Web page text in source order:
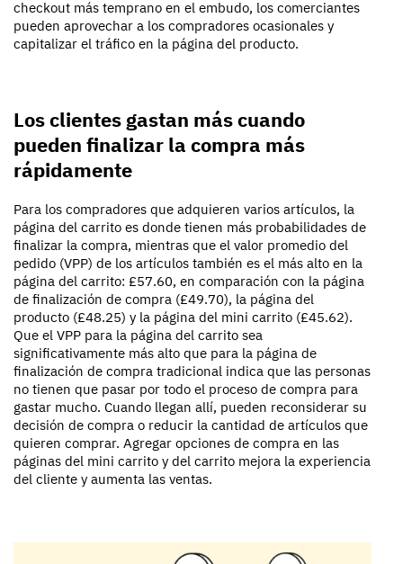
checkout más temprano en el embudo, los comerciantes
pueden aprovechar a los compradores ocasionales y
capitalizar el tráfico en la página del producto.
Los clientes gastan más cuando
pueden finalizar la compra más
rápidamente
Para los compradores que adquieren varios artículos, la
página del carrito es donde tienen más probabilidades de
finalizar la compra, mientras que el valor promedio del
pedido (VPP) de los artículos también es el más alto en la
página del carrito: £57.60, en comparación con la página
de finalización de compra (£49.70), la página del
producto (£48.25) y la página del mini carrito (£45.62).
Que el VPP para la página del carrito sea
significativamente más alto que para la página de
finalización de compra tradicional indica que las personas
no tienen que pasar por todo el proceso de compra para
gastar mucho. Cuando llegan allí, pueden reconsiderar su
decisión de compra o reducir la cantidad de artículos que
quieren comprar. Agregar opciones de compra en las
páginas del mini carrito y del carrito mejora la experiencia
del cliente y aumenta las ventas.